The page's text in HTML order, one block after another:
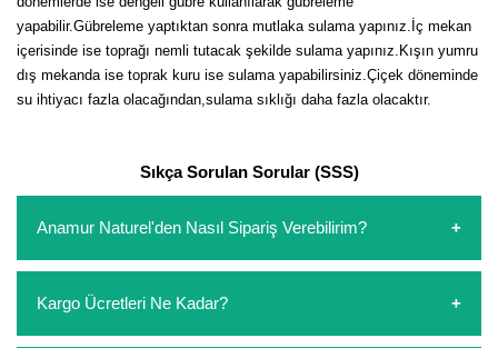
yapabilir.Gübreleme yaptıktan sonra mutlaka sulama yapınız.İç mekan
içerisinde ise toprağı nemli tutacak şekilde sulama yapınız.Kışın yumru
dış mekanda ise toprak kuru ise sulama yapabilirsiniz.Çiçek döneminde
su ihtiyacı fazla olacağından,sulama sıklığı daha fazla olacaktır.
Sıkça Sorulan Sorular (SSS)
Anamur Naturel'den Nasıl Sipariş Verebilirim?
oluşturarak,iletişim numaralarımızdan bizi arayarak veya
whatsapp hattımızdan bizlere isteklerinizi yazarak sipariş
Kargo Ücretleri Ne Kadar?